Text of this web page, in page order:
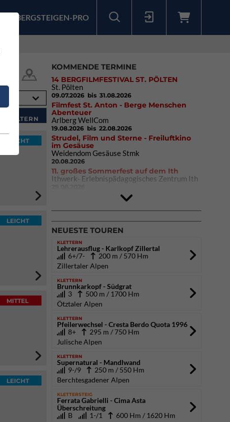
BERGSTEIGEN-PRO
LEICHT
LEICHT
MITTEL
LEICHT
KOMMENDE TERMINE
14 BERGFILMFESTIVAL ST. PÖLTEN
St. Pölten
09.07.2026 bis 31.08.2026
Filmfest St. Anton - Berge Menschen
Abenteuer
Arlberg WellCom
19.08.2026 bis 22.08.2026
Strudel, Film und Sterne - Freiluftkino
im Gesäuse
Weidendom Gesäuse Stmk
20.08.2026
11. großes Sommerfest auf dem Ith
Ithwerk- Erlebnispädagogisches Zentrum Ith
02.10.2026bis 04.10.2026
NEUESTE TOUREN
KLETTERN
Lehrerausflug - Karlkopf Zillertal
6+/7-
200 m / 570 Hm
Zillertaler Alpen
KLETTERN
Brunnkarkopf - Südgrat
3
500 m / 1700 Hm
Ötztaler Alpen
KLETTERN
Pfeilerwechsel - Cresta Berdo Quota 1996
8+
295 m / 750 Hm
Julische Alpen
KLETTERN
Supernatural - Mandlwand
9-/9
250 m / 550 Hm
Berchtesgadener Alpen
KLETTERSTEIG
Ferrata Gabrielli - Cima Asta
Überschreitung
B
1-/1 600 Hm / 1620 Hm